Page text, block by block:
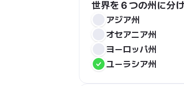
世界を６つの州に分
アジア州
オセアニア州
ヨーロッパ州
ユーラシア州